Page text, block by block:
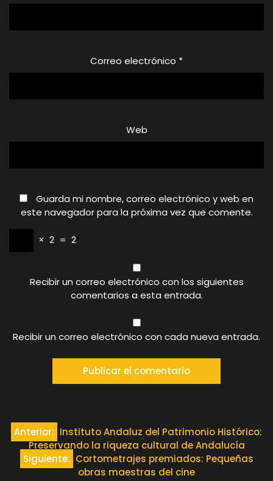
Correo electrónico *
Web
Guarda mi nombre, correo electrónico y web en
este navegador para la próxima vez que comente.
× 2 = 2
Recibir un correo electrónico con los siguientes
comentarios a esta entrada.
Recibir un correo electrónico con cada nueva entrada.
Navegación
de
Anterior: Instituto Andaluz del Patrimonio Histórico:
Preservando la riqueza cultural de Andalucía
Siguiente: Cortometrajes premiados: Pequeñas
obras maestras del cine